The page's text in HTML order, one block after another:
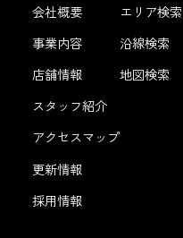
会社概要
事業内容
店舗情報
スタッフ紹介
アクセスマップ
更新情報
採用情報
エリア検索
沿線検索
地図検索